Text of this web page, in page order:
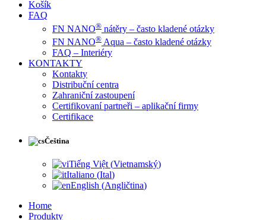
Košík
FAQ
FN NANO® nátěry – často kladené otázky
FN NANO® Aqua – často kladené otázky
FAQ – Interiéry
KONTAKTY
Kontakty
Distribuční centra
Zahraniční zastoupení
Certifikovaní partneři – aplikační firmy
Certifikace
Čeština
Tiếng Việt (Vietnamský)
Italiano (Ital)
English (Angličtina)
Home
Produkty